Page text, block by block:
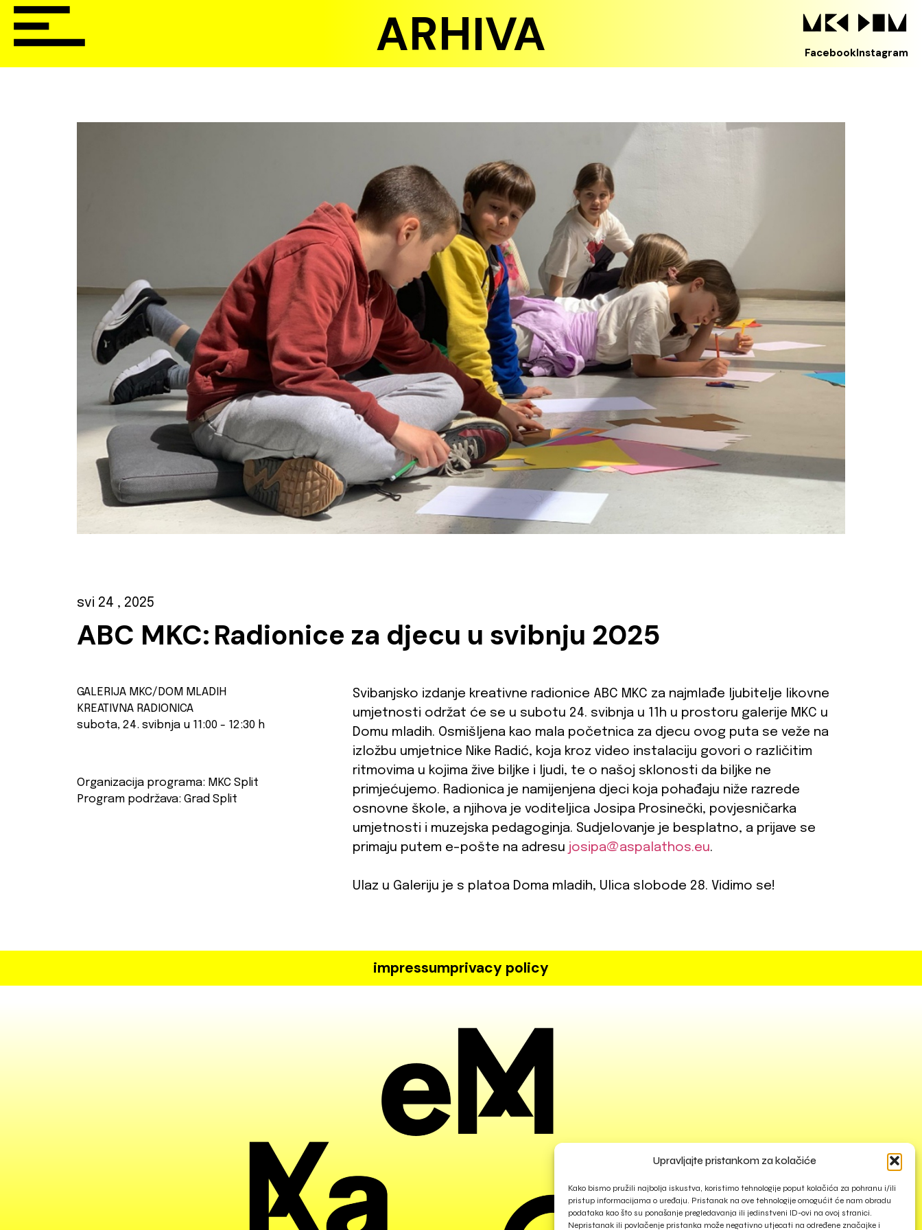
Upravljajte pristankom za kolačiće
Kako bismo pružili najbolja iskustva, koristimo tehnologije poput kolačića za pohranu i/ili
pristup informacijama o uređaju. Pristanak na ove tehnologije omogućit će nam obradu
podataka kao što su ponašanje pregledavanja ili jedinstveni ID-ovi na ovoj stranici.
Nepristanak ili povlačenje pristanka može negativno utjecati na određene značajke i
FacebookInstagram
ARHIVA
svi 24 , 2025
ABC MKC:Radionice za djecu u svibnju 2025
GALERIJA MKC/DOM MLADIH
KREATIVNA RADIONICA
subota, 24. svibnja u 11:00 - 12:30 h
Organizacija programa: MKC Split
Program podržava: Grad Split
Svibanjsko izdanje kreativne radionice ABC MKC za najmlađe ljubitelje likovne
umjetnosti održat će se u subotu 24. svibnja u 11h u prostoru galerije MKC u
Domu mladih. Osmišljena kao mala početnica za djecu ovog puta se veže na
izložbu umjetnice Nike Radić, koja kroz video instalaciju govori o različitim
ritmovima u kojima žive biljke i ljudi, te o našoj sklonosti da biljke ne
primjećujemo. Radionica je namijenjena djeci koja pohađaju niže razrede
osnovne škole, a njihova je voditeljica Josipa Prosinečki, povjesničarka
umjetnosti i muzejska pedagoginja. Sudjelovanje je besplatno, a prijave se
primaju putem e-pošte na adresu josipa@aspalathos.eu.
Ulaz u Galeriju je s platoa Doma mladih, Ulica slobode 28. Vidimo se!
impressumprivacy policy